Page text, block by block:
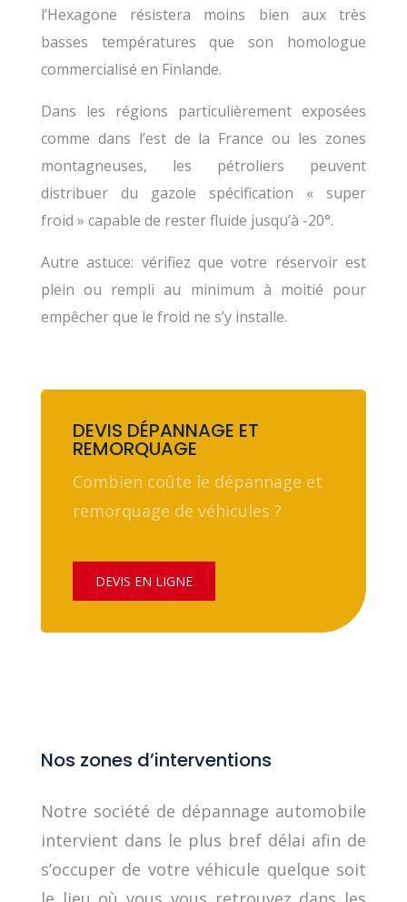
l’Hexagone résistera moins bien aux très
basses températures que son homologue
commercialisé en Finlande.
Dans les régions particulièrement exposées
comme dans l’est de la France ou les zones
montagneuses, les pétroliers peuvent
distribuer du gazole spécification « super
froid » capable de rester fluide jusqu’à -20°.
Autre astuce: vérifiez que votre réservoir est
plein ou rempli au minimum à moitié pour
empêcher que le froid ne s’y installe.
DEVIS DÉPANNAGE ET
REMORQUAGE
Combien coûte le dépannage et
remorquage de véhicules ?
DEVIS EN LIGNE
Nos zones d’interventions
Notre société de dépannage automobile
intervient dans le plus bref délai afin de
s’occuper de votre véhicule quelque soit